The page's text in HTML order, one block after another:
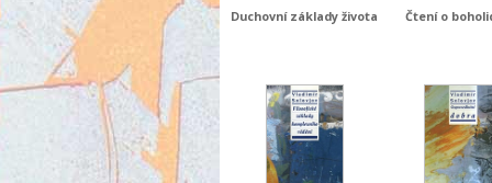
Duchovní základy života Čtení o